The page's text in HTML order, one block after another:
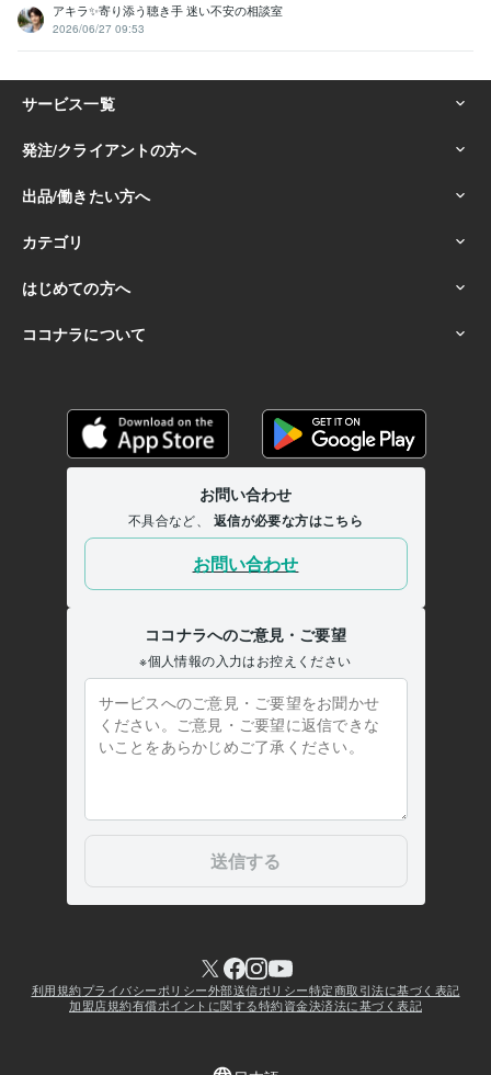
アキラ✨寄り添う聴き手 迷い不安の相談室
2026/06/27 09:53